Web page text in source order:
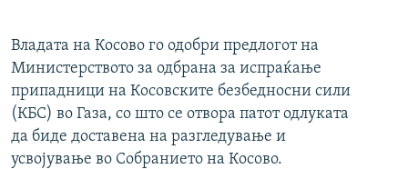
Владата на Косово го одобри предлогот на
Министерството за одбрана за испраќање
припадници на Косовските безбедносни сили
(КБС) во Газа, со што се отвора патот одлуката
да биде доставена на разгледување и
усвојување во Собранието на Косово.